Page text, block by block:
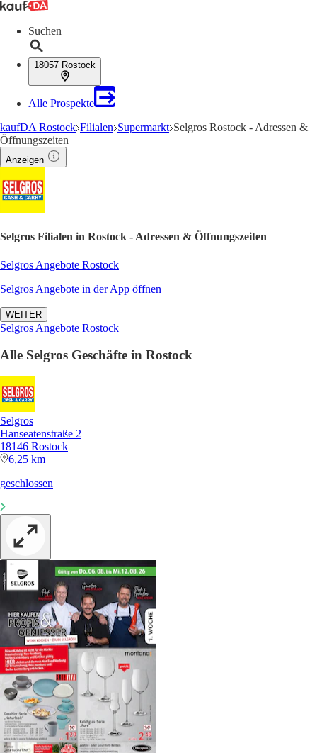
Suchen
18057 Rostock
Alle Prospekte
kaufDA Rostock Filialen Supermarkt Selgros Rostock - Adressen &
Öffnungszeiten
Anzeigen
Selgros Filialen in Rostock - Adressen & Öffnungszeiten
Selgros Angebote Rostock
Selgros Angebote in der App öffnen
WEITER
Selgros Angebote Rostock
Alle Selgros Geschäfte in Rostock
Selgros
Hanseatenstraße 2
18146 Rostock
6,25 km
geschlossen